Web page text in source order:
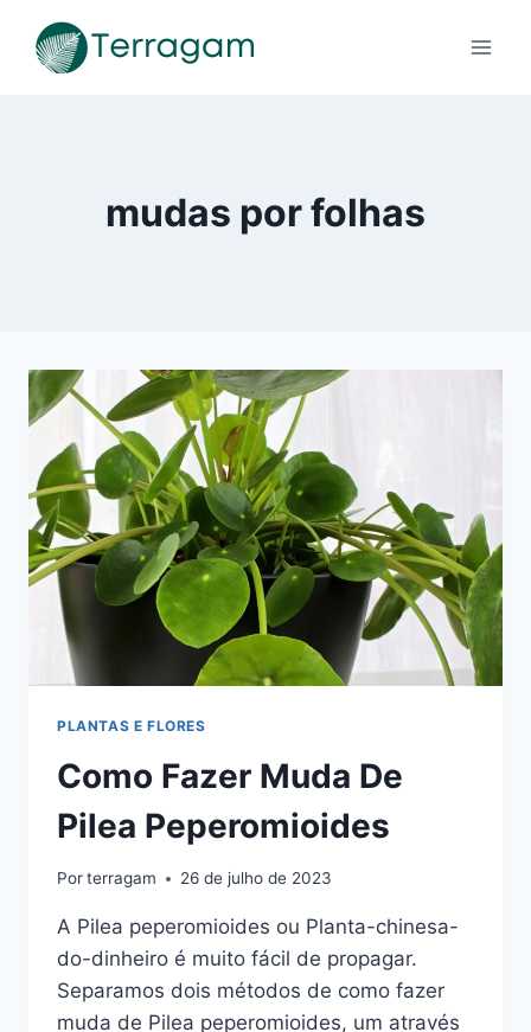
para
mudas por folhas
PLANTAS E FLORES
Como Fazer Muda De
Pilea Peperomioides
Porterragam 26 de julho de 2023
A Pilea peperomioides ou Planta-chinesa-
do-dinheiro é muito fácil de propagar.
Separamos dois métodos de como fazer
muda de Pilea peperomioides, um através